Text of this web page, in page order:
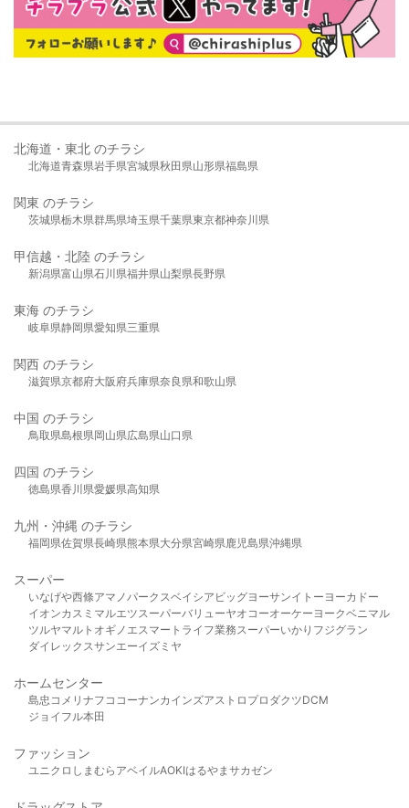
北海道・東北 のチラシ
北海道青森県岩手県宮城県秋田県山形県福島県
関東 のチラシ
茨城県栃木県群馬県埼玉県千葉県東京都神奈川県
甲信越・北陸 のチラシ
新潟県富山県石川県福井県山梨県長野県
東海 のチラシ
岐阜県静岡県愛知県三重県
関西 のチラシ
滋賀県京都府大阪府兵庫県奈良県和歌山県
中国 のチラシ
鳥取県島根県岡山県広島県山口県
四国 のチラシ
徳島県香川県愛媛県高知県
九州・沖縄 のチラシ
福岡県佐賀県長崎県熊本県大分県宮崎県鹿児島県沖縄県
スーパー
いなげや西條アマノパークスベイシア ビッグヨーサンイトーヨーカドー
イオンカスミ マルエツスーパーバリューヤオコーオーケー ヨークベニマル
ツルヤマルト オギノ エスマート ライフ業務スーパーいかり フジグラン
ダイレックスサンエーイズミヤ
ホームセンター
島忠 コメリ ナフコ コーナンカインズアストロプロダクツDCM
ジョイフル本田
ファッション
ユニクロ しまむら アベイルAOKIはるやま サカゼン